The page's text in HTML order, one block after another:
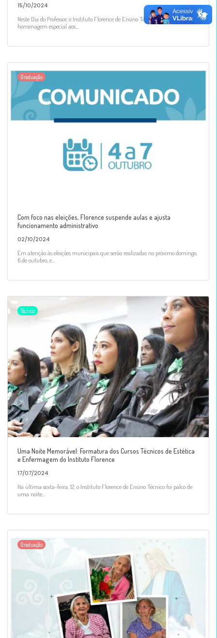
15/10/2024
Neste Dia do Professor, o Instituto Florence de Ensino Técnico dedica uma
homenagem especial aos...
Graduação
Com foco nas eleições, Florence suspende aulas e ajusta
funcionamento administrativo
02/10/2024
Em atenção às eleições municipais que serão realizadas no próximo domingo,
6 de outubro, e...
Técnico
Uma Noite Memorável: Formatura dos Cursos Técnicos de Estética
e Enfermagem do Instituto Florence
17/07/2024
Na última sexta-feira, 12, o Instituto Florence de Ensino Técnico foi palco de
uma noite...
Graduação